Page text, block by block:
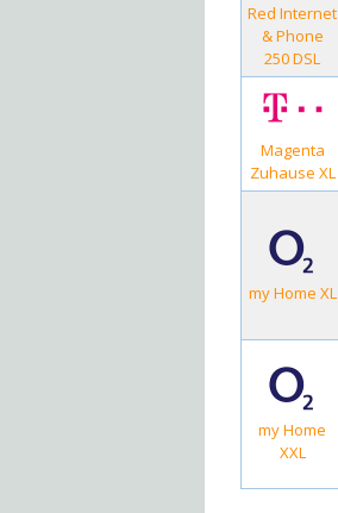
Red Internet
& Phone
250 DSL
Magenta
Zuhause XL
my Home XL
my Home
XXL